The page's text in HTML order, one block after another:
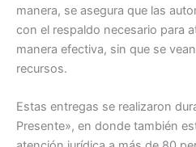
manera, se asegura que las
con el respaldo necesario para
manera efectiva, sin que se
recursos.
Estas entregas se realizaron
Presente», en donde también